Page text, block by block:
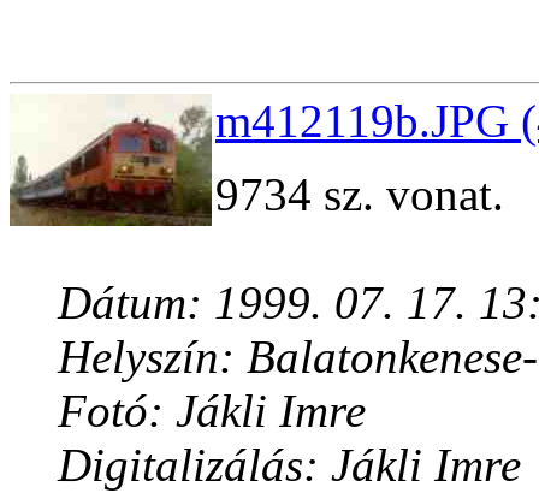
m412119b.JPG
9734 sz. vonat.
Dátum: 1999. 07. 17.
Helyszín:
Fotó: Jákli Imre
Digitalizálás: Jákli Imre